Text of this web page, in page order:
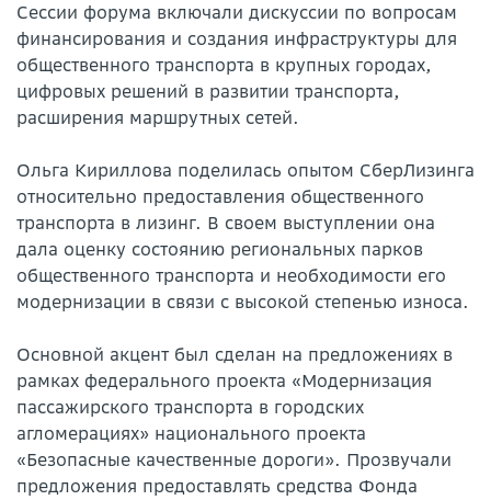
Сессии форума включали дискуссии по вопросам
финансирования и создания инфраструктуры для
общественного транспорта в крупных городах,
цифровых решений в развитии транспорта,
расширения маршрутных сетей.
Ольга Кириллова поделилась опытом СберЛизинга
относительно предоставления общественного
транспорта в лизинг. В своем выступлении она
дала оценку состоянию региональных парков
общественного транспорта и необходимости его
модернизации в связи с высокой степенью износа.
Основной акцент был сделан на предложениях в
рамках федерального проекта «Модернизация
пассажирского транспорта в городских
агломерациях» национального проекта
«Безопасные качественные дороги». Прозвучали
предложения предоставлять средства Фонда